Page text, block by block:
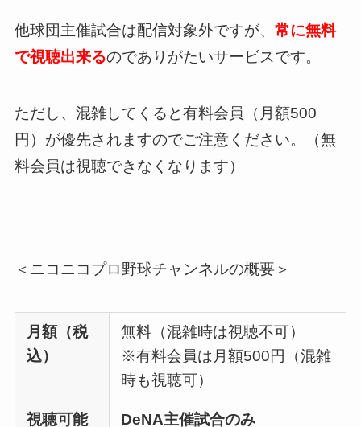
他球団主催試合は配信対象外ですが、 常に無料
で視聴出来るのでありがたいサービスです。
ただし、混雑してくると有料会員（月額500
円）が優先されますのでご注意ください。（無
料会員は視聴できなくなります）
＜ニコニコプロ野球チャンネルの概要＞
月額（税
込）
無料（混雑時は視聴不可）
※有料会員は月額500円（混雑
時も視聴可）
視聴可能
DeNA主催試合のみ